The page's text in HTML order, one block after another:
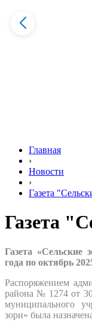
Главная
›
Новости
›
Газета
Газета
Газета «Сельские
года по октябрь
Распоряжением
района № 1274 от 30
муниципального
зори» была